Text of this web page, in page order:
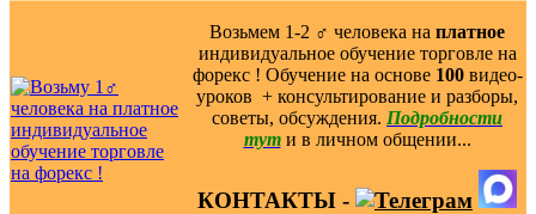
Возьмем 1-2 ‍♂️ человека на платное
индивидуальное обучение торговле на
форекс ! Обучение на основе 100видео-
уроков ️ + консультирование и разборы,
советы, обсуждения. Подробности
тут и в личном общении...
КОНТАКТЫ -